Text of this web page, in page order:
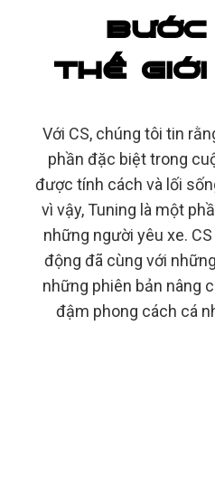
THẾ
Với CS, chúng tôi tin
phần đặc biệt trong
được tính cách và lối
vì vậy, Tuning là một
những người yêu xe.
động đã cùng với
những phiên bản nâng
đậm phong cách cá